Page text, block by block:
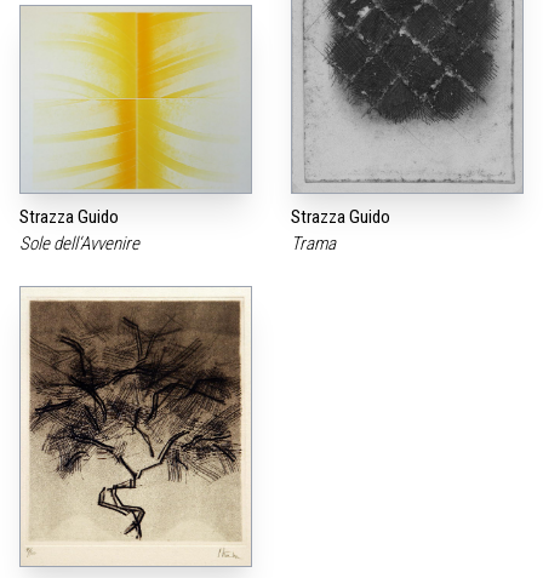
Strazza Guido
Sole dell‘Avvenire
Strazza Guido
Trama